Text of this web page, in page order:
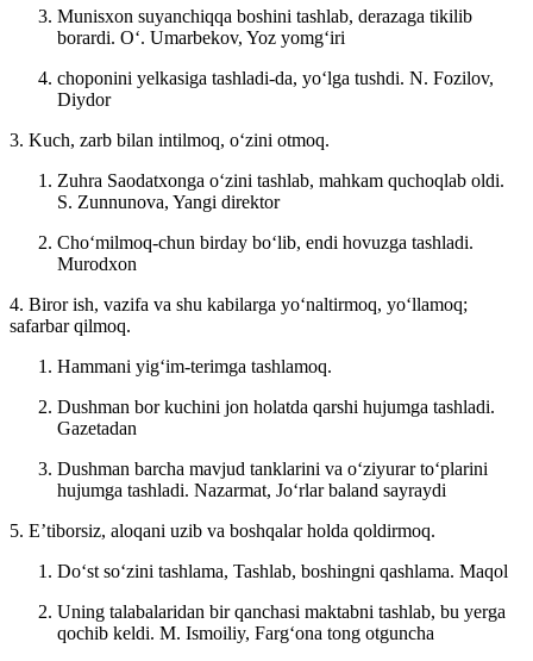
Munisxon suyanchiqqa boshini tashlab, derazaga tikilib
borardi. Oʻ. Umarbekov, Yoz yomgʻiri
choponini yelkasiga tashladi-da, yoʻlga tushdi. N. Fozilov,
Diydor
3. Kuch, zarb bilan intilmoq, oʻzini otmoq.
Zuhra Saodatxonga oʻzini tashlab, mahkam quchoqlab oldi.
S. Zunnunova, Yangi direktor
Choʻmilmoq-chun birday boʻlib, endi hovuzga tashladi.
Murodxon
4. Biror ish, vazifa va shu kabilarga yoʻnaltirmoq, yoʻllamoq;
safarbar qilmoq.
Hammani yigʻim-terimga tashlamoq.
Dushman bor kuchini jon holatda qarshi hujumga tashladi.
Gazetadan
Dushman barcha mavjud tanklarini va oʻziyurar toʻplarini
hujumga tashladi. Nazarmat, Joʻrlar baland sayraydi
5. Eʼtiborsiz, aloqani uzib va boshqalar holda qoldirmoq.
Doʻst soʻzini tashlama, Tashlab, boshingni qashlama. Maqol
Uning talabalaridan bir qanchasi maktabni tashlab, bu yerga
qochib keldi. M. Ismoiliy, Fargʻona tong otguncha